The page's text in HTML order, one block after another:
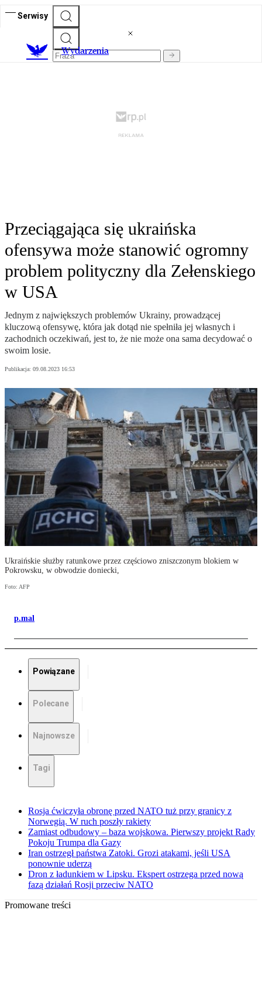
Serwisy
Wydarzenia
Przeciągająca się ukraińska
ofensywa może stanowić ogromny
problem polityczny dla Zełenskiego
w USA
Jednym z największych problemów Ukrainy, prowadzącej
kluczową ofensywę, która jak dotąd nie spełniła jej własnych i
zachodnich oczekiwań, jest to, że nie może ona sama decydować o
swoim losie.
Publikacja: 09.08.2023 16:53
Ukraińskie służby ratunkowe przez częściowo zniszczonym blokiem w
Pokrowsku, w obwodzie doniecki,
Foto: AFP
p.mal
Powiązane
Polecane
Najnowsze
Tagi
Rosja ćwiczyła obronę przed NATO tuż przy granicy z
Norwegią. W ruch poszły rakiety
Zamiast odbudowy – baza wojskowa. Pierwszy projekt Rady
Pokoju Trumpa dla Gazy
Iran ostrzegł państwa Zatoki. Grozi atakami, jeśli USA
ponownie uderzą
Dron z ładunkiem w Lipsku. Ekspert ostrzega przed nową
fazą działań Rosji przeciw NATO
Promowane treści